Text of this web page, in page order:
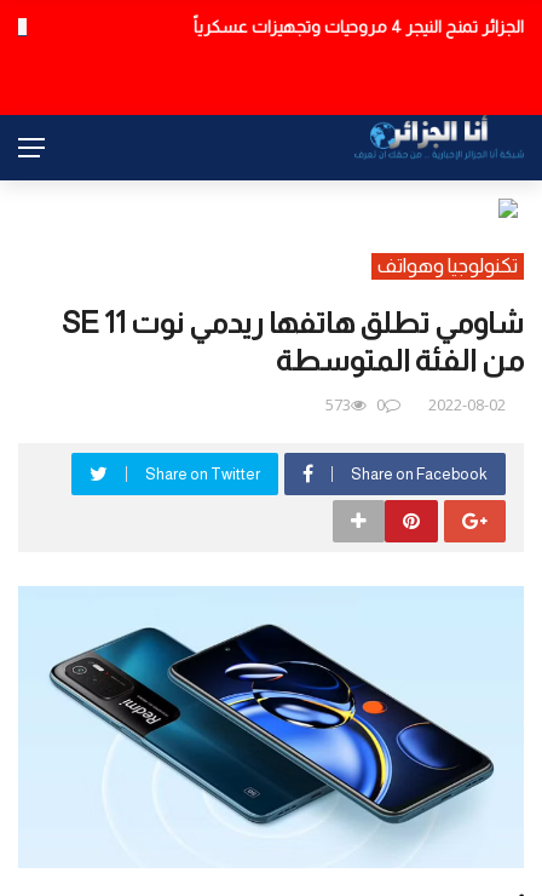
عاجل
اتساع النقاش الحزبي حول تغييرات وزارة التربية
تكنولوجيا وهواتف
شاومي تطلق هاتفها ريدمي نوت 11 SE
من الفئة المتوسطة
2022-08-02
0
573
Share on Facebook
Share on Twitter